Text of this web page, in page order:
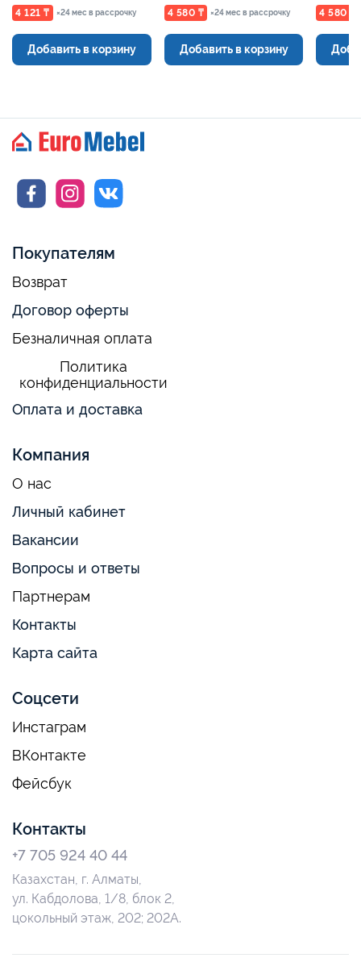
4 121 ₸ ×24 мес в рассрочку
Добавить в корзину
4 580 ₸ ×24 мес в рассрочку
Добавить в корзину
4 580 ₸
Покупателям
Возврат
Договор оферты
Безналичная оплата
Политика
конфиденциальности
Оплата и доставка
Компания
О нас
Личный кабинет
Вакансии
Вопросы и ответы
Партнерам
Контакты
Карта сайта
Соцсети
Инстаграм
ВКонтакте
Фейсбук
Контакты
+7 705 924 40 44
Казахстан, г. Алматы,
ул. Кабдолова, 1/8, блок 2,
цокольный этаж, 202; 202А.